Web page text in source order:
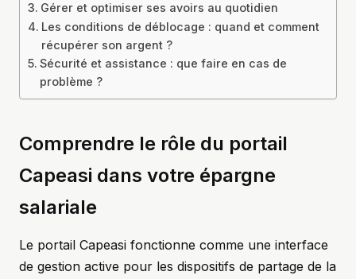
Gérer et optimiser ses avoirs au quotidien
Les conditions de déblocage : quand et comment
récupérer son argent ?
Sécurité et assistance : que faire en cas de
problème ?
Comprendre le rôle du portail
Capeasi dans votre épargne
salariale
Le portail Capeasi fonctionne comme une interface
de gestion active pour les dispositifs de partage de la